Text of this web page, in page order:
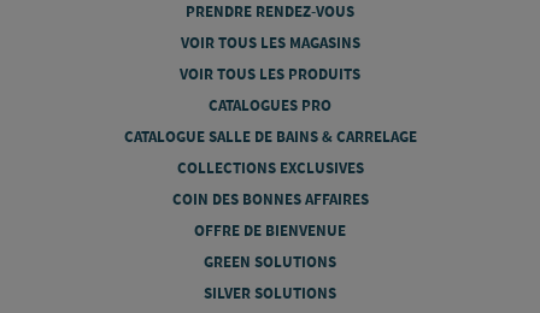
PRENDRE RENDEZ-VOUS
VOIR TOUS LES MAGASINS
VOIR TOUS LES PRODUITS
CATALOGUES PRO
CATALOGUE SALLE DE BAINS & CARRELAGE
COLLECTIONS EXCLUSIVES
COIN DES BONNES AFFAIRES
OFFRE DE BIENVENUE
GREEN SOLUTIONS
SILVER SOLUTIONS